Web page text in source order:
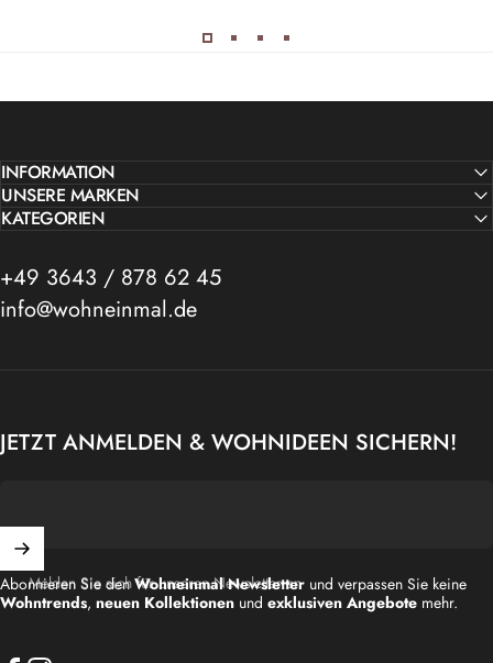
INFORMATION
UNSERE MARKEN
KATEGORIEN
+49 3643 / 878 62 45
info@wohneinmal.de
JETZT ANMELDEN & WOHNIDEEN SICHERN!
Melden Sie sich für unseren Newsletter an
Abonnieren Sie denWohneinmal Newsletter und verpassen Sie keine
Wohntrends, neuen Kollektionen und exklusiven Angebote mehr.